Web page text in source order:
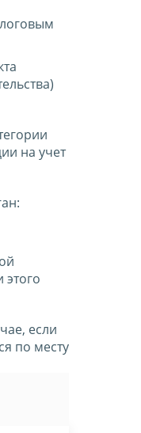
на учет
если
по месту